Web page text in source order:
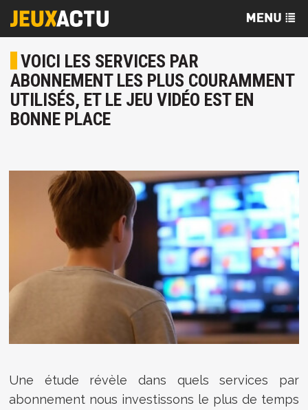
VOICI LES SERVICES PAR
ABONNEMENT LES PLUS COURAMMENT
UTILISÉS, ET LE JEU VIDÉO EST EN
BONNE PLACE
Une étude révèle dans quels services par
abonnement nous investissons le plus de temps